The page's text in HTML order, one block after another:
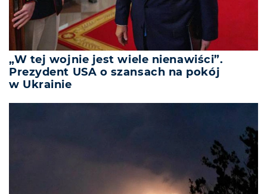
„W tej wojnie jest wiele nienawiści”.
Prezydent USA o szansach na pokój
w Ukrainie